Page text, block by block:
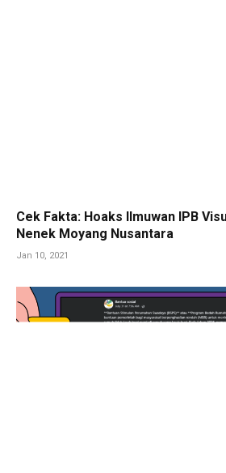
Cek Fakta: Hoaks Ilmuwan IPB
Nenek Moyang Nusantara
Jan 10, 2021